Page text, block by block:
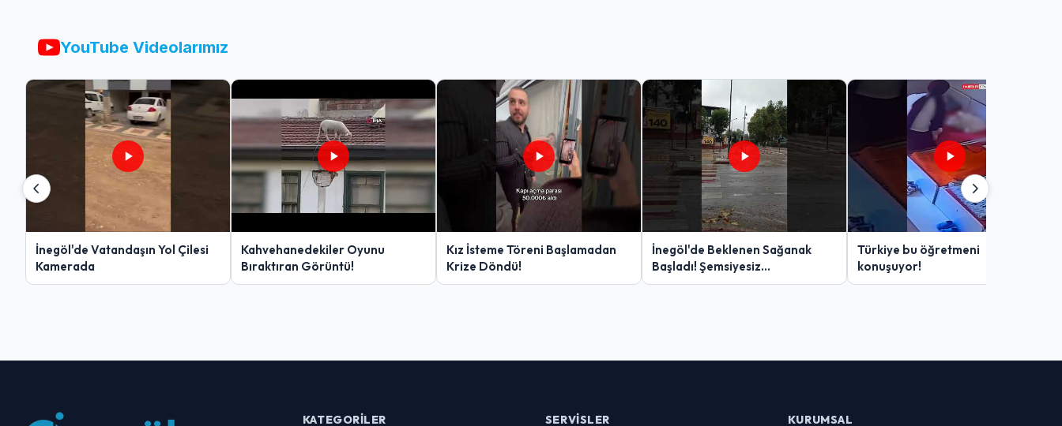
YouTube Videolarımız
İnegöl'de Vatandaşın Yol Çilesi
Kamerada
Kahvehanedekiler Oyunu
Bıraktıran Görüntü!
Kız İsteme Töreni Başlamadan
Krize Döndü!
İnegöl'de Beklenen Sağanak
Başladı! Şemsiyesiz
Yakalananlar Zor Anlar Yaşadı
Türkiye bu öğretmeni
konuşuyor!
KATEGORILER SERVISLER KURUMSAL